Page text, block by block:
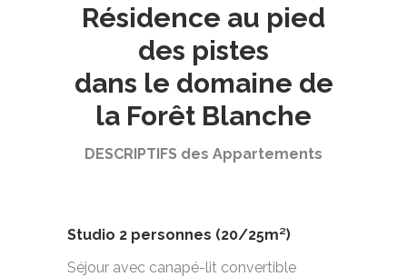
Résidence au pied
des pistes
dans le domaine de
la Forêt Blanche
DESCRIPTIFS des Appartements
Studio 2 personnes (20/25m²)
Séjour avec canapé-lit convertible